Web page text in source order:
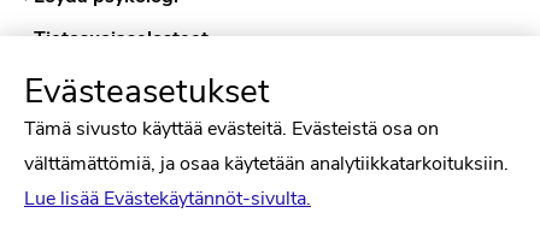
›Tietosuojaselosteet
›Evästekäytännöt
Evästeasetukset
Tämä sivusto käyttää evästeitä. Evästeistä osa on
välttämättömiä, ja osaa käytetään analytiikkatarkoituksiin.
Lue lisää Evästekäytännöt-sivulta.